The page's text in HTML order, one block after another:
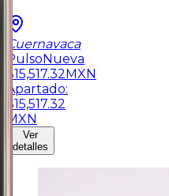
Cuernavaca
PulsoNueva
$15,517.32MXN
Apartado:
$15,517.32
MXN
Ver
detalles